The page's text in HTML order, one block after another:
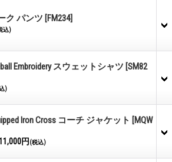
ク パンツ [FM234]
込)
Embroidery スウェットシャツ [SM82
)
Iron Cross コーチ ジャケット [MQW
円 (税込)